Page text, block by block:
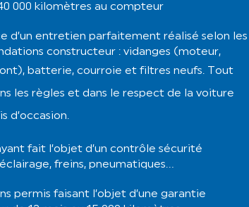
000 kilomètres au compteur
d’un entretien parfaitement réalisé selon les
constructeur : vidanges (moteur,
batterie, courroie et filtres neufs.
Tout
les règles et dans le respect de la voiture
d’occasion.
fait l’objet d’un contrôle sécurité
freins, pneumatiques…
permis faisant l’objet d’une garantie